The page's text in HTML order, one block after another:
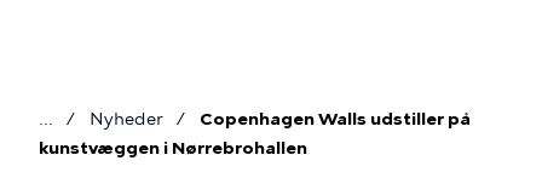
Brødkrumme
Nyheder
Copenhagen Walls udstiller på
kunstvæggen i Nørrebrohallen